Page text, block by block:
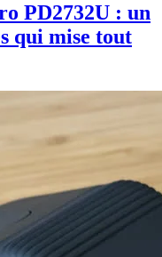
PD2732U : un
qui mise tout